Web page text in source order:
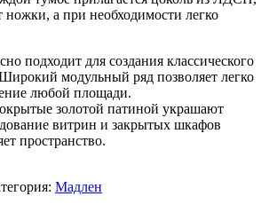
ножки, а при необходимости легко
подходит для создания классического
модульный ряд позволяет легко
любой площади.
золотой патиной украшают
витрин и закрытых шкафов
пространство.
Мадлен